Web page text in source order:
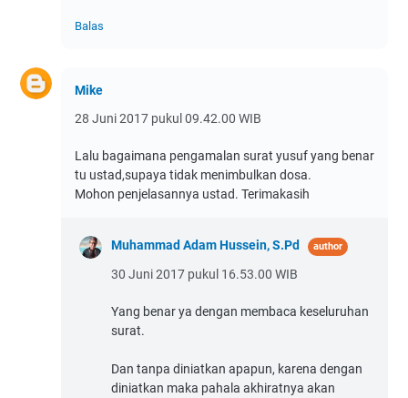
Balas
Mike
28 Juni 2017 pukul 09.42.00 WIB
Lalu bagaimana pengamalan surat yusuf yang benar
tu ustad,supaya tidak menimbulkan dosa.
Mohon penjelasannya ustad. Terimakasih
Muhammad Adam Hussein, S.Pd
30 Juni 2017 pukul 16.53.00 WIB
Yang benar ya dengan membaca keseluruhan
surat.
Dan tanpa diniatkan apapun, karena dengan
diniatkan maka pahala akhiratnya akan